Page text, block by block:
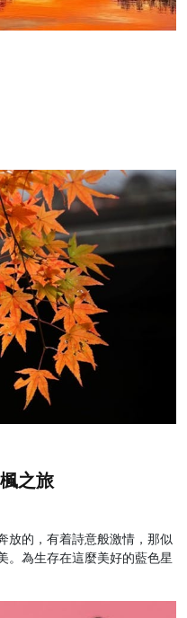
之旅
放的，有着詩意般激情，那似
。為生存在這麼美好的藍色星